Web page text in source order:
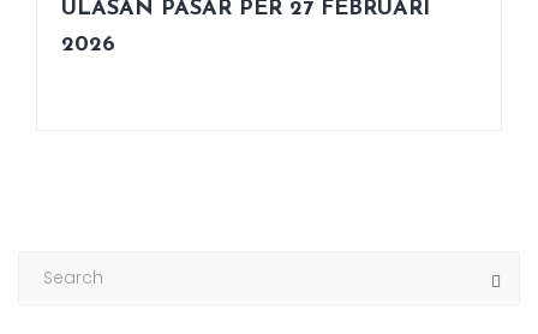
ULASAN PASAR PER 27 FEBRUARI
2026